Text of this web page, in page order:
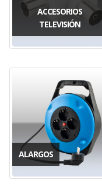
ACCESORIOS
TELEVISIÓN
ALARGOS